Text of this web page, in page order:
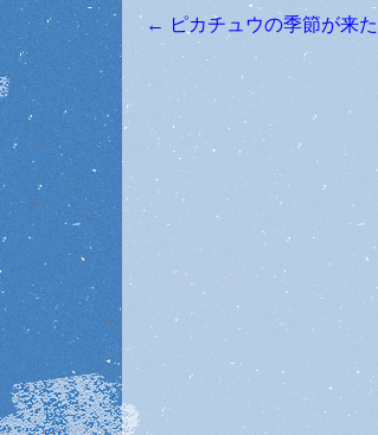
投稿ナビゲーション
← ピカチュウの季節が来た